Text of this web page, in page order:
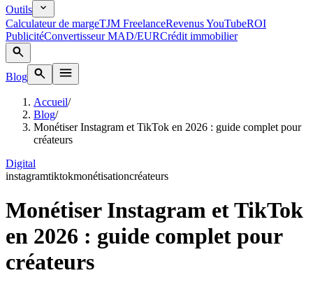
Outils
Calculateur de margeTJM FreelanceRevenus YouTubeROI
PublicitéConvertisseur MAD/EURCrédit immobilier
Blog
Accueil/
Blog/
Monétiser Instagram et TikTok en 2026 : guide complet pour
créateurs
Digital
instagramtiktokmonétisationcréateurs
Monétiser Instagram et TikTok
en 2026 : guide complet pour
créateurs